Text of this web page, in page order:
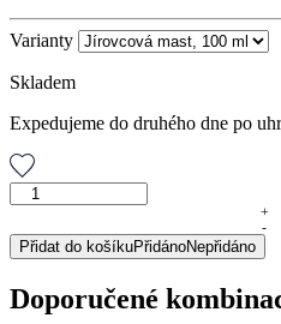
Varianty
Skladem
Expedujeme do druhého dne po
Jírovcová
100
ml
+
-
Přidat do košíkuPřidánoNepřidáno
Doporučené